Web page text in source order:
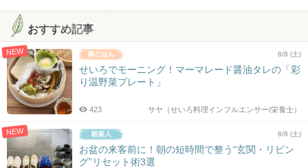
おすすめ記事
NEW 8/8 (土)
せいろでモーニング！マーマレード醤油タレの「彩
り温野菜プレート」
サヤ（せいろ料理インフルエンサー/栄養士）
423
NEW 8/8 (土)
お盆の来客前に！朝の短時間で整う“玄関・リビン
グ”リセット術3選